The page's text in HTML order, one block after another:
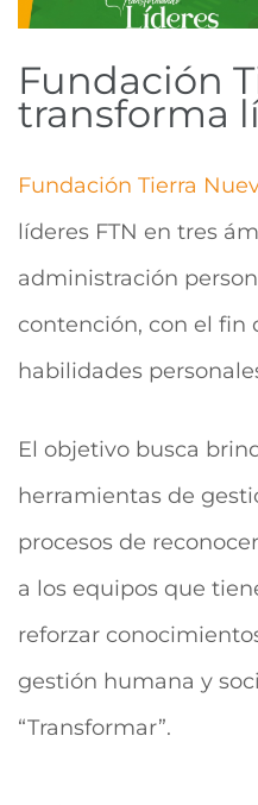
Fundación
transforma
Fundación Tierra
líderes FTN en tres
administración
contención, con el fin
habilidades
El objetivo busca
herramientas de
procesos de
a los equipos que
reforzar
gestión humana y
“Transformar”.